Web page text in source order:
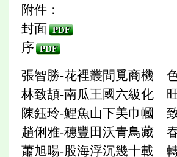
附件：
封面 PDF
序 PDF
張智勝-花裡叢間覓商機
林致頡-南瓜王國六級化
陳鈺玲-鯉魚山下美巾幗
趙俐雅-穗豐田沃青鳥藏
蕭旭暘-股海浮沉幾十載